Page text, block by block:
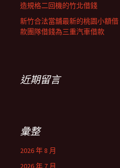
造規格二回機的竹北借錢
新竹合法當舖最新的桃園小額借
款團隊借錢為三重汽車借款
近期留言
彙整
2026 年 8 月
2026 年 7 月